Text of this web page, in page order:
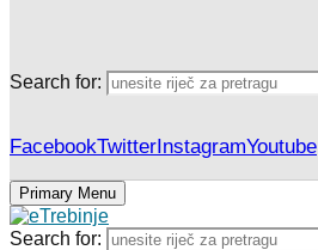
Search for:
FacebookTwitterInstagramYoutube
Primary Menu
Search for: